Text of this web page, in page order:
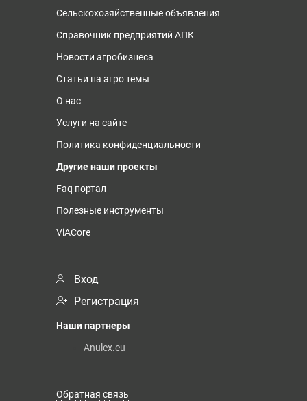
Сельскохозяйственные объявления
Справочник предприятий АПК
Новости агробизнеса
Статьи на агро темы
О нас
Услуги на сайте
Политика конфиденциальности
Другие наши проекты
Faq портал
Полезные инструменты
ViACore
Вход
Регистрация
Наши партнеры
Anulex.eu
Обратная связь